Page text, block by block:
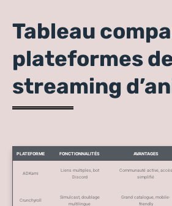
Tableau
plateformes
streaming
PLATEFORME FONCTIONNALITÉS AVANTAGES
ADKami
Liens multiples, bot
Discord
Communauté active, accès
simplifié
Crunchyroll
Simulcast, doublage
multilingue
Grand catalogue, mobile-
friendly